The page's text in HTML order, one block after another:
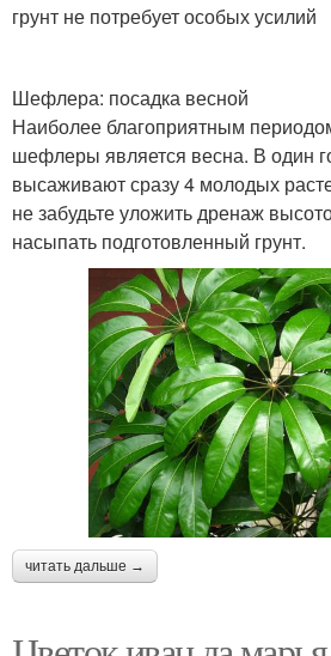
грунт не потребует особых усилий
Шефлера: посадка весной
Наиболее благоприятным
шефлеры является весна. В один
высаживают сразу 4 молодых
не забудьте уложить дренаж
насыпать подготовленный грунт.
читать дальше →